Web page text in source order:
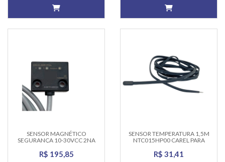
SENSOR MAGNÉTICO
SEGURANÇA 10-30VCC 2NA
R$ 195,85
SENSOR TEMPERATURA 1,5M
NTC015HP00 CAREL PARA
R$ 31,41